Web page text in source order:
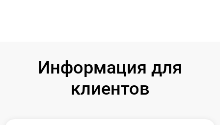
Информация для
клиентов